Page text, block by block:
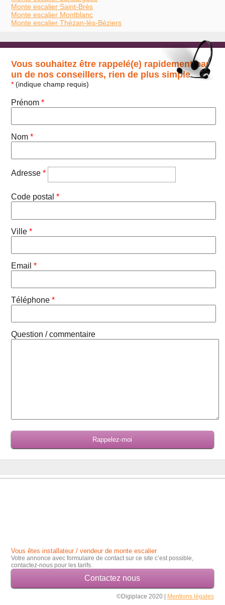
Monte escalier Saint-Brès
Monte escalier Montblanc
Monte escalier Thézan-lès-Béziers
Vous souhaitez être rappelé(e) rapidement par
un de nos conseillers, rien de plus simple.
* (indique champ requis)
Prénom*
Nom*
Adresse*
Code postal*
Ville*
Email*
Téléphone*
Question / commentaire
Vous êtes installateur / vendeur de monte escalier
Votre annonce avec formulaire de contact sur ce site c’est possible,
contactez-nous pour les tarifs.
Contactez nous
©Digiplace 2020 | Mentions légales